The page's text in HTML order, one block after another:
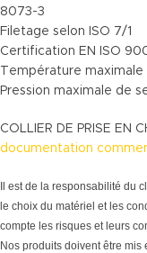
8073-3
Filetage selon ISO 7/1
Certification EN ISO
Température maximale
Pression maximale de
COLLIER DE PRISE EN
documentation
Il est de la responsabilité du
le choix du matériel et les
compte les risques et leurs
Nos produits doivent être